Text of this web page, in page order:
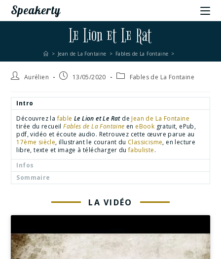
Speakerty
Le Lion et Le Rat
> Jean de La Fontaine > Fables de La Fontaine >
Aurélien 13/05/2020 Fables de La Fontaine
Intro
Découvrez lafable Le Lion et Le RatdeJean de La Fontaine
tirée du recueilFables de La Fontaine en eBook gratuit, ePub,
pdf, vidéo et écoute audio. Retrouvez cette œuvre parue au
17ème siècle, illustrant le courant du Classicisme, en lecture
libre, texte et image à télécharger dufabuliste.
Infos
Sommaire
LA VIDÉO